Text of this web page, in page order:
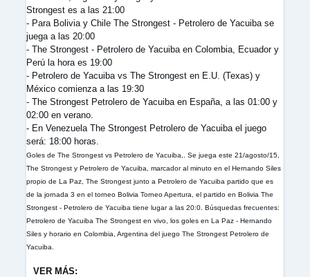
Strongest es a las 21:00
- Para Bolivia y Chile The Strongest - Petrolero de Yacuiba se
juega a las 20:00
- The Strongest - Petrolero de Yacuiba en Colombia, Ecuador y
Perú la hora es 19:00
- Petrolero de Yacuiba vs The Strongest en E.U. (Texas) y
México comienza a las 19:30
- The Strongest Petrolero de Yacuiba en España, a las 01:00 y
02:00 en verano.
- En Venezuela The Strongest Petrolero de Yacuiba el juego
será: 18:00 horas.
Goles de The Strongest vs Petrolero de Yacuiba,. Se juega este 21/agosto/15,
The Strongest y Petrolero de Yacuiba, marcador al minuto en el Hernando Siles
propio de La Paz, The Strongest junto a Petrolero de Yacuiba partido que es
de la jornada 3 en el torneo Bolivia Torneo Apertura, el partido en Bolivia The
Strongest - Petrolero de Yacuiba tiene lugar a las 20:0. Búsquedas frecuentes:
Petrolero de Yacuiba The Strongest en vivo, los goles en La Paz - Hernando
Siles y horario en Colombia, Argentina del juego The Strongest Petrolero de
Yacuiba.
VER MÁS: